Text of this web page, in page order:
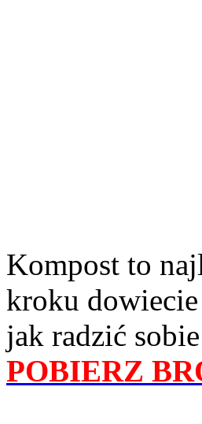
Kompost to
kroku
jak radzić
POBIERZ